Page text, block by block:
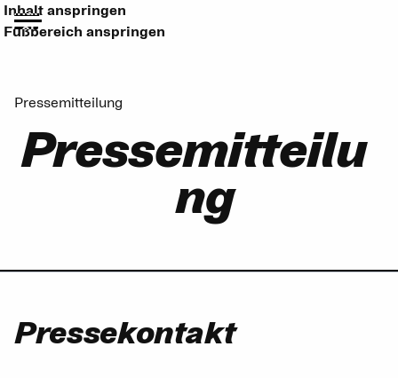
Inhalt anspringen
Fußbereich anspringen
Pressemitteilung
Pressemitteilu
ng
Pressekontakt